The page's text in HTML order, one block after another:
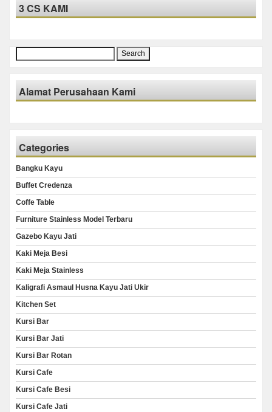
3 CS KAMI
for:
Alamat Perusahaan Kami
Categories
Bangku Kayu
Buffet Credenza
Coffe Table
Furniture Stainless Model Terbaru
Gazebo Kayu Jati
Kaki Meja Besi
Kaki Meja Stainless
Kaligrafi Asmaul Husna Kayu Jati Ukir
Kitchen Set
Kursi Bar
Kursi Bar Jati
Kursi Bar Rotan
Kursi Cafe
Kursi Cafe Besi
Kursi Cafe Jati